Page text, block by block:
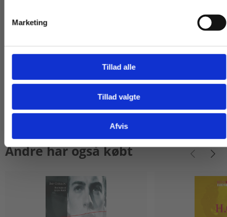
Marketing
Tillad alle
Tillad valgte
Afvis
Se alle
Andre har også købt
Gå til praxisOnline